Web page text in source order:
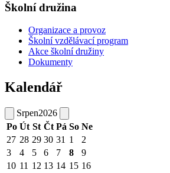
Školní družina
Organizace a provoz
Školní vzdělávací program
Akce školní družiny
Dokumenty
Kalendář
Srpen2026
Po Út St Čt Pá So Ne
27 28 29 30 31 1
2
3
4 5 6 7 8
9
10 11 12 13 14 15 16